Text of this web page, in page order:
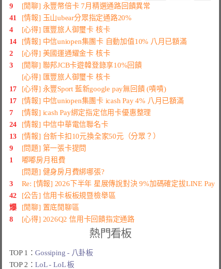
9
[閒聊] 永豐幣倍卡 7月精選通路回饋異常
41
[情報] 玉山ubear分眾指定通路20%
4
[心得] 匯豐旅人御璽卡 核卡
14
[情報] 中信uniopen集團卡 自動加值10% 八月已額滿
2
[心得] 美國運通耀金卡 核卡
3
[閒聊] 聯邦JCB卡遊韓登錄享10%回饋
[心得] 匯豐旅人御璽卡 核卡
17
[心得] 永豐Sport 藍新google pay無回饋 (嘖嘖)
17
[情報] 中信uniopen集團卡 icash Pay 4% 八月已額滿
7
[情報] icash Pay綁定指定信用卡優惠整理
24
[情報] 中信中華電信聯名卡
13
[情報] 台新卡扣10元換全家50元（分眾？）
9
[問題] 第一張卡提問
1
嘟嘟房月租費
[問題] 健身房月費綁哪張?
3
Re: [情報] 2026下半年 星展傳說對決 9%加碼確定拔LINE Pay
42
[公告] 信用卡板板規暨檢舉區
爆
[閒聊] 置底閒聊區
8
[心得] 2026Q2 信用卡回饋指定通路
熱門看板
TOP 1：Gossiping - 八卦板
TOP 2：LoL - LoL 板